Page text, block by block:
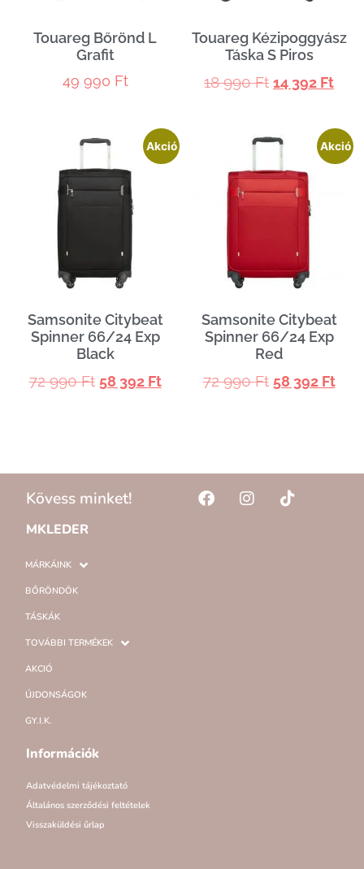
Touareg Bőrönd L
Grafit
49 990 Ft
Touareg Kézipoggyász
Táska S Piros
18 990Ft 14 392 Ft
Akció
Samsonite Citybeat
Spinner 66/24 Exp
Black
72 990Ft 58 392 Ft
Akció
Samsonite Citybeat
Spinner 66/24 Exp
Red
72 990Ft 58 392 Ft
Kövess minket!
MKLEDER
MÁRKÁINK
BŐRÖNDÖK
TÁSKÁK
TOVÁBBI TERMÉKEK
AKCIÓ
ÚJDONSÁGOK
GY.I.K.
Információk
Adatvédelmi tájékoztató
Általános szerződési feltételek
Visszaküldési űrlap